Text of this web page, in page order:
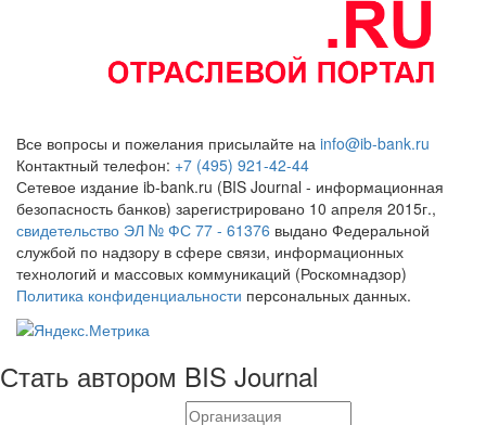
Все вопросы и пожелания присылайте на info@ib-bank.ru
Контактный телефон: +7 (495) 921-42-44
Сетевое издание ib-bank.ru (BIS Journal - информационная
безопасность банков) зарегистрировано 10 апреля 2015г.,
свидетельство ЭЛ № ФС 77 - 61376 выдано Федеральной
службой по надзору в сфере связи, информационных
технологий и массовых коммуникаций (Роскомнадзор)
Политика конфиденциальности персональных данных.
Стать автором BIS Journal